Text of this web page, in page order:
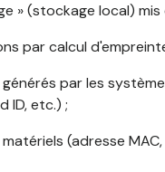
» (stockage local)
par calcul
par les
ID, etc.) ;
(adresse